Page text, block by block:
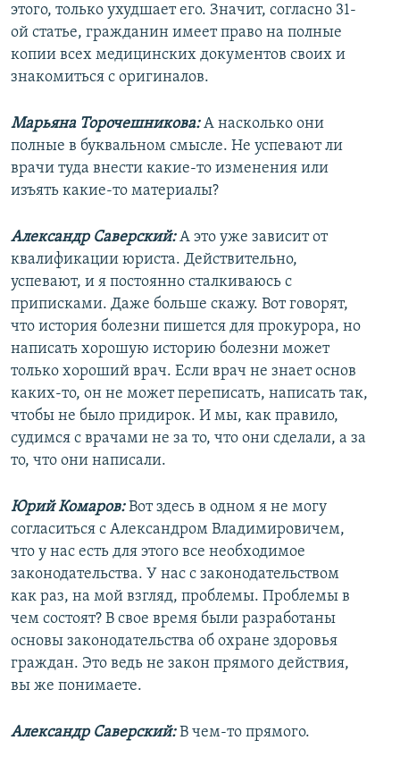
этого, только ухудшает его. Значит, согласно 31-
ой статье, гражданин имеет право на полные
копии всех медицинских документов своих и
знакомиться с оригиналов.
Марьяна Торочешникова:А насколько они
полные в буквальном смысле. Не успевают ли
врачи туда внести какие-то изменения или
изъять какие-то материалы?
Александр Саверский:А это уже зависит от
квалификации юриста. Действительно,
успевают, и я постоянно сталкиваюсь с
приписками. Даже больше скажу. Вот говорят,
что история болезни пишется для прокурора, но
написать хорошую историю болезни может
только хороший врач. Если врач не знает основ
каких-то, он не может переписать, написать так,
чтобы не было придирок. И мы, как правило,
судимся с врачами не за то, что они сделали, а за
то, что они написали.
Юрий Комаров:Вот здесь в одном я не могу
согласиться с Александром Владимировичем,
что у нас есть для этого все необходимое
законодательства. У нас с законодательством
как раз, на мой взгляд, проблемы. Проблемы в
чем состоят? В свое время были разработаны
основы законодательства об охране здоровья
граждан. Это ведь не закон прямого действия,
вы же понимаете.
Александр Саверский:В чем-то прямого.